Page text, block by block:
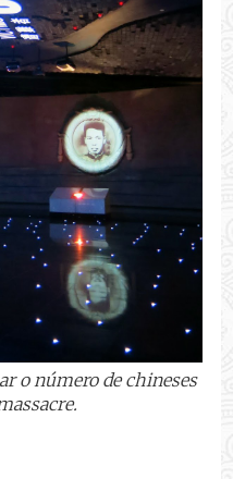
o número de chineses